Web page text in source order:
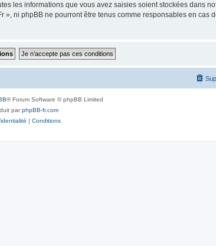
les informations que vous avez saisies soient stockées dans
ni phpBB ne pourront être tenus comme responsables en cas
® Forum Software © phpBB Limited
parphpBB-fr.com
| Conditions